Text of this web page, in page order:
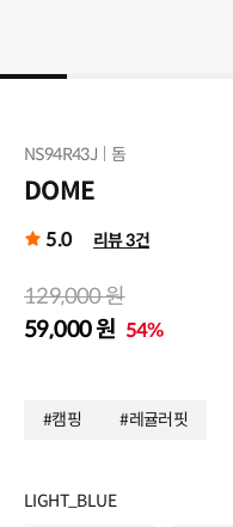
NS94R43J 돔
DOME
5.0 리뷰 3건
#캠핑 #레귤러핏
129,000 원
59,000 원 54%
LIGHT_BLUE